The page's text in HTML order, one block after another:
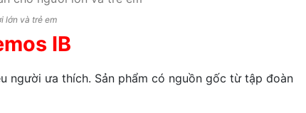
lớn và trẻ em
IB
người ưa thích. Sản phẩm có nguồn gốc từ tập đoàn